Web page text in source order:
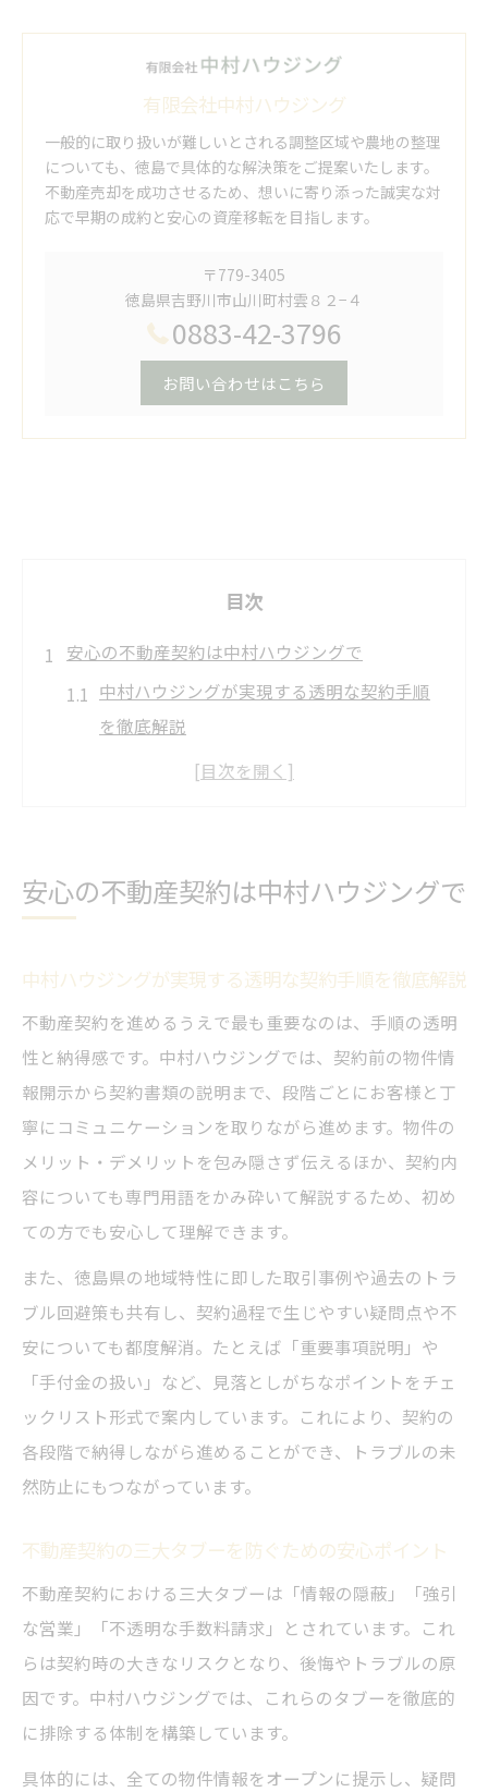
有限会社中村ハウジング
一般的に取り扱いが難しいとされる調整区域や農地の整理
についても、徳島で具体的な解決策をご提案いたします。
不動産売却を成功させるため、想いに寄り添った誠実な対
応で早期の成約と安心の資産移転を目指します。
〒779-3405
徳島県吉野川市山川町村雲８２−４
0883-42-3796
お問い合わせはこちら
目次
安心の不動産契約は中村ハウジングで
中村ハウジングが実現する透明な契約手順
を徹底解説
不動産契約の三大タブーを防ぐための安心
三大タブー回避へ徳島で選ばれる理由
中村ハウジング流・三大タブー回避の取り
組み
徳島県で信頼される理由と契約時の注意点
透明性と安全性を守るための実践例
中村ハウジングが信頼される理由と特徴を
紹介
不動産契約で信頼を得る情報開示の重要性
契約時に重視すべき誠実な対応とは何か
透明な説明で不安を解消するサポート体制
透明性が高い徳島の不動産取引の秘訣
中村ハウジングの透明性が選ばれる理由
安心の不動産契約は中村ハウジングで
中村ハウジングが実現する透明な契約手順を徹底解説
不動産契約を進めるうえで最も重要なのは、手順の透明
性と納得感です。中村ハウジングでは、契約前の物件情
報開示から契約書類の説明まで、段階ごとにお客様と丁
寧にコミュニケーションを取りながら進めます。物件の
メリット・デメリットを包み隠さず伝えるほか、契約内
容についても専門用語をかみ砕いて解説するため、初め
ての方でも安心して理解できます。
また、徳島県の地域特性に即した取引事例や過去のトラ
ブル回避策も共有し、契約過程で生じやすい疑問点や不
安についても都度解消。たとえば「重要事項説明」や
「手付金の扱い」など、見落としがちなポイントをチェ
ックリスト形式で案内しています。これにより、契約の
各段階で納得しながら進めることができ、トラブルの未
然防止にもつながっています。
不動産契約の三大タブーを防ぐための安心ポイント
不動産契約における三大タブーは「情報の隠蔽」「強引
な営業」「不透明な手数料請求」とされています。これ
らは契約時の大きなリスクとなり、後悔やトラブルの原
因です。中村ハウジングでは、これらのタブーを徹底的
に排除する体制を構築しています。
具体的には、全ての物件情報をオープンに提示し、疑問